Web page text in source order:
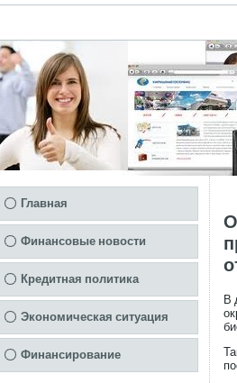
Главная
Финансовые новости
Кредитная политика
Экономическая ситуация
Финансирование
В